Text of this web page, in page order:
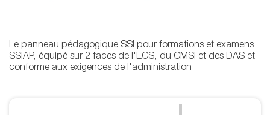
Le panneau pédagogique SSI pour formations et examens
SSIAP, équipé sur 2 faces de l'ECS, du CMSI et des DAS et
conforme aux exigences de l'administration